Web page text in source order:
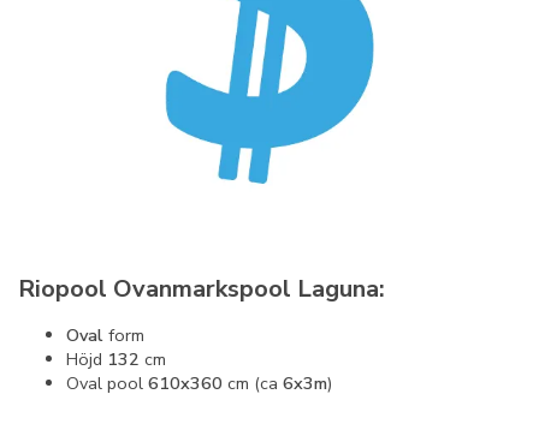
Riopool Ovanmarkspool Laguna:
Oval form
Höjd 132 cm
Oval pool 610x360 cm (ca 6x3m)